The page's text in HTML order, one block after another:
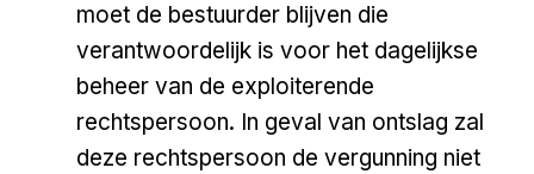
moet de bestuurder blijven die
verantwoordelijk is voor het dagelijkse
beheer van de exploiterende
rechtspersoon. In geval van ontslag zal
deze rechtspersoon de vergunning niet